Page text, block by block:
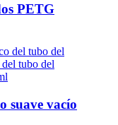
PETG
suave vacío